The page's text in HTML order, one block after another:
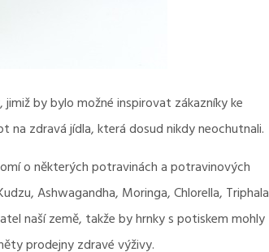
by bylo možné inspirovat zákazníky ke
zdravá jídla, která dosud nikdy neochutnali.
o některých potravinách a potravinových
Ashwagandha, Moringa, Chlorella, Triphala
naší země, takže by hrnky s potiskem mohly
prodejny zdravé výživy.